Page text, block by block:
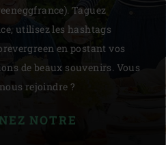
Taguez
utilisez les hashtags
en postant vos
de beaux souvenirs. Vous
rejoindre ?
NOTRE